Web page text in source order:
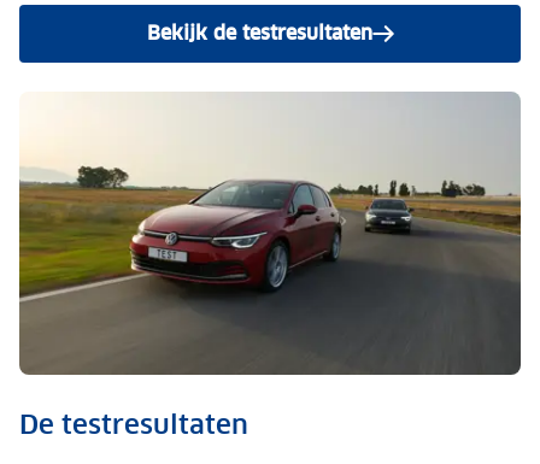
Bekijk de testresultaten
De testresultaten